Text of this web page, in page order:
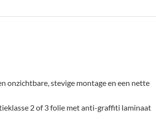
onzichtbare, stevige montage en een nette
2 of 3 folie met anti-graffiti laminaat